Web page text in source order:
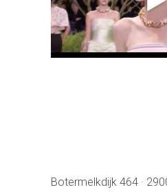
Botermelkdijk 464 ·